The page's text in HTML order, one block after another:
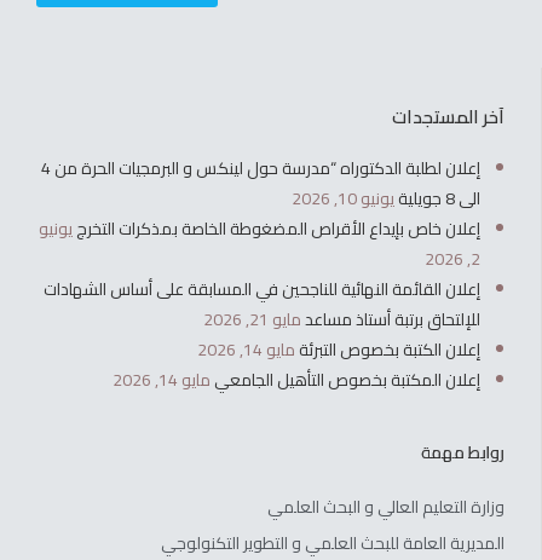
آخر المستجدات
إعلان لطلبة الدكتوراه “مدرسة حول لينكس و البرمجيات الحرة من 4
الى 8 جويلية
يونيو 10, 2026
إعلان خاص بإيداع الأقراص المضغوطة الخاصة بمذكرات التخرجيونيو
2, 2026
إعلان القائمة النهائية للناجحين في المسابقة على أساس الشهادات
للإلتحاق برتبة أستاذ مساعدمايو 21, 2026
إعلان الكتبة بخصوص التبرئةمايو 14, 2026
إعلان المكتبة بخصوص التأهيل الجامعيمايو 14, 2026
روابط مهمة
وزارة التعليم العالي و البحث العلمي
المديرية العامة للبحث العلمي و التطوير التكنولوجي